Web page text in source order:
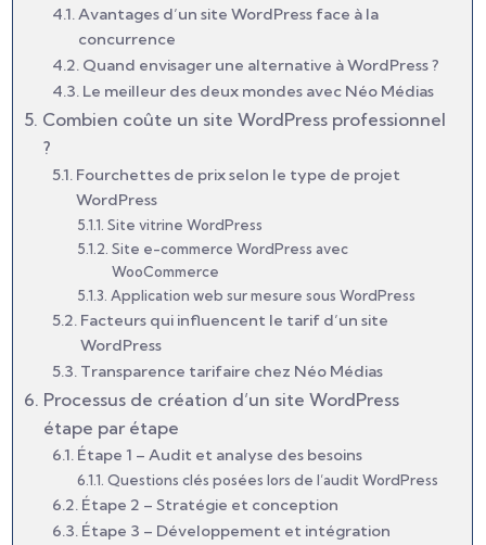
Avantages d’un site WordPress face à la
concurrence
Quand envisager une alternative à WordPress ?
Le meilleur des deux mondes avec Néo Médias
Combien coûte un site WordPress professionnel
?
Fourchettes de prix selon le type de projet
WordPress
Site vitrine WordPress
Site e-commerce WordPress avec
WooCommerce
Application web sur mesure sous WordPress
Facteurs qui influencent le tarif d’un site
WordPress
Transparence tarifaire chez Néo Médias
Processus de création d’un site WordPress
étape par étape
Étape 1 – Audit et analyse des besoins
Questions clés posées lors de l’audit WordPress
Étape 2 – Stratégie et conception
Étape 3 – Développement et intégration